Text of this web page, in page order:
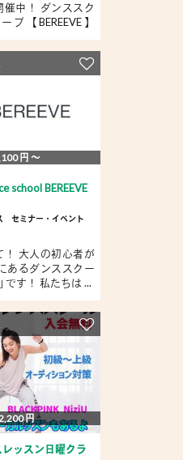
催中！ ダンススク
【BEREEVE】
円 〜
school BEREEVE
セミナー・イベント
！ 大人の初心者が
あるダンススクー
｣です！ 私たちは ...
円
ッスン日曜クラ